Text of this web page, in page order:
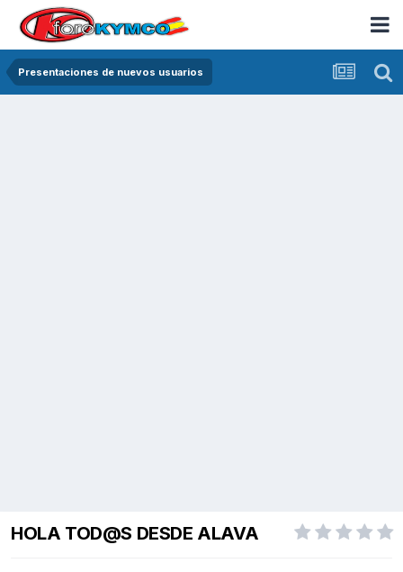
Presentaciones de nuevos usuarios
HOLA TOD@S DESDE ALAVA